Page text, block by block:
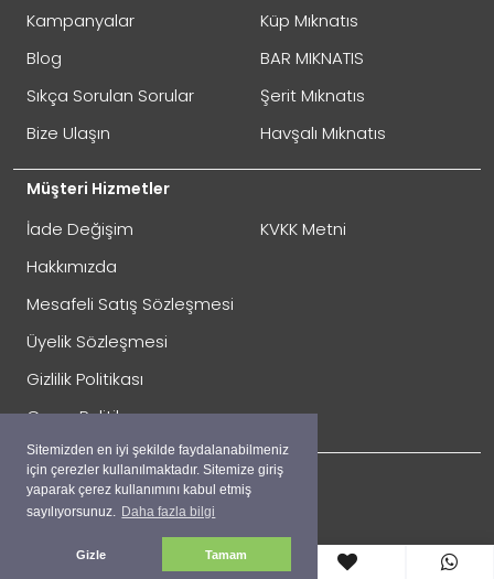
Sitemizden en iyi şekilde faydalanabilmeniz
için çerezler kullanılmaktadır. Sitemize giriş
yaparak çerez kullanımını kabul etmiş
sayılıyorsunuz. Daha fazla bilgi
Gizle Tamam
Kötü
İade Gönderimi Nasıl Yapılır?
Kampanyalar
Blog
Sıkça Sorulan Sorular
Bize Ulaşın
Müşteri Hizmetler
İade Değişim
Hakkımızda
Mesafeli Satış Sözleşmesi
Üyelik Sözleşmesi
Gizlilik Politikası
Çerez Politikası
KVKK Metni
Küp Mıknatıs
BAR MIKNATIS
Şerit Mıknatıs
Havşalı Mıknatıs
Sosyal
Facebook